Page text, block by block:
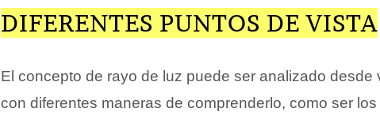
DIFERENTES PUNTOS DE VISTA
El concepto de rayo de luz puede ser analizado desde
con diferentes maneras de comprenderlo, como ser